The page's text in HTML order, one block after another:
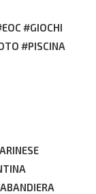
EOC
GIOCHI
PISCINA